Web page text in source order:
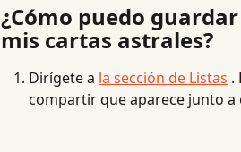
¿Cómo puedo
mis cartas astrales?
Dirígete a la sección de Listas .
compartir que aparece junto a